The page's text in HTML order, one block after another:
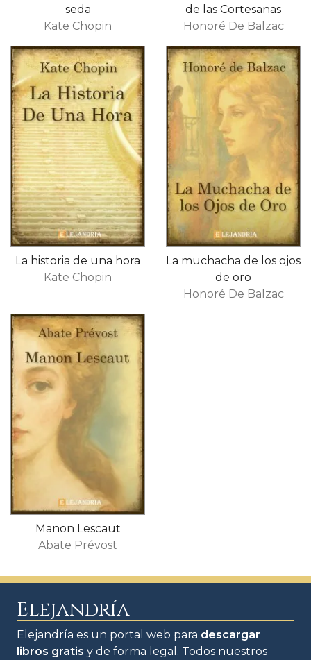
seda
Kate Chopin
de las Cortesanas
Honoré De Balzac
La historia de una hora
Kate Chopin
La muchacha de los ojos
de oro
Honoré De Balzac
Manon Lescaut
Abate Prévost
Elejandría
Elejandría es un portal web para descargar
libros gratis y de forma legal. Todos nuestros